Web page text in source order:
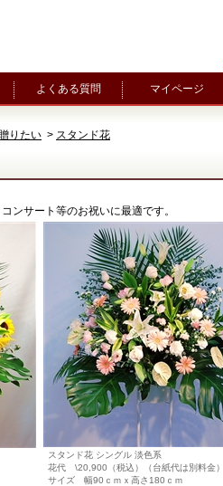
よくある質問 マイページ
りたい > スタンド花
ンサート等のお祝いに最適です。
スタンド花 シングル 淡色系
花代 \20,900（税込）（台紙代は別料金）
サイズ 幅90ｃｍｘ高さ180ｃｍ